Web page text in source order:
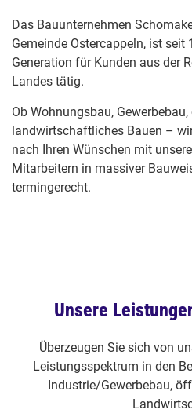
Das Bauunternehmen
Gemeinde Ostercappeln, ist seit
Generation für Kunden aus der
Landes tätig.
Ob Wohnungsbau,
landwirtschaftliches Bauen –
nach Ihren Wünschen mit
Mitarbeitern in massiver
termingerecht.
Unsere
Überzeugen Sie sich von
Leistungsspektrum in den
Industrie/Gewerbebau,